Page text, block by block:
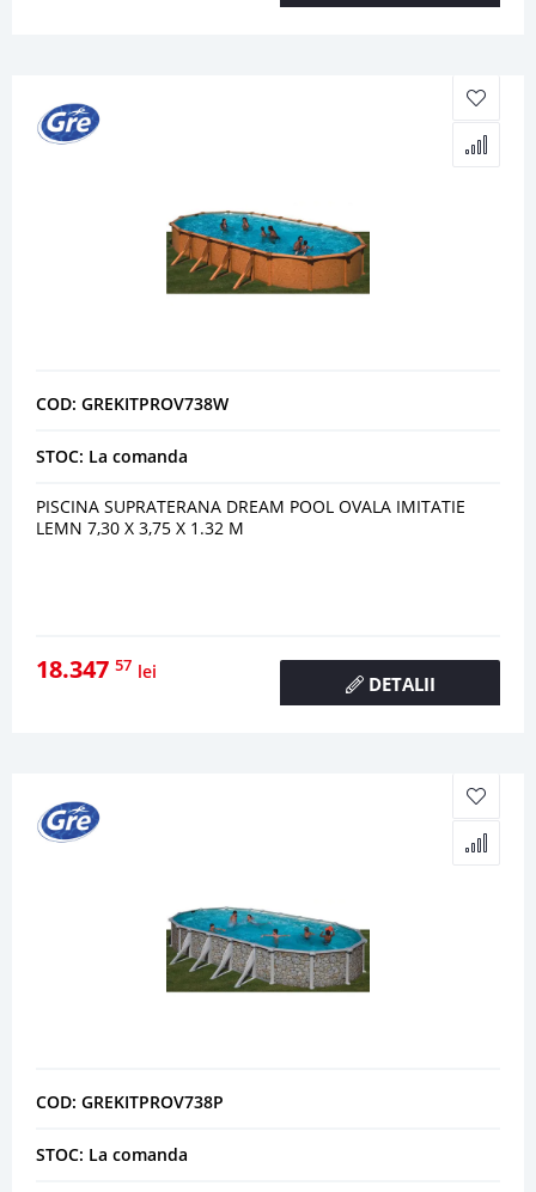
COD: GREKITPROV738W
STOC: La comanda
PISCINA SUPRATERANA DREAM POOL OVALA IMITATIE
LEMN 7,30 X 3,75 X 1.32 M
18.347 57 lei
DETALII
COD: GREKITPROV738P
STOC: La comanda